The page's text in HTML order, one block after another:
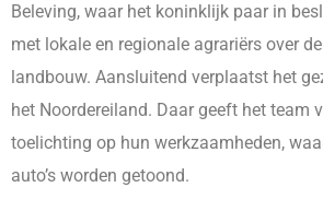
Beleving, waar het koninklijk paar in
met lokale en regionale agrariërs over
landbouw. Aansluitend verplaatst het
het Noordereiland. Daar geeft het team
toelichting op hun werkzaamheden,
auto’s worden getoond.